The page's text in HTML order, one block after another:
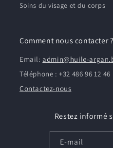
Soins du visage et du corps
Comment nous contacter ?
Email:admin@huile-
Téléphone : +32 486 96 12 46
Contactez-nous
Restez informé
E-mail